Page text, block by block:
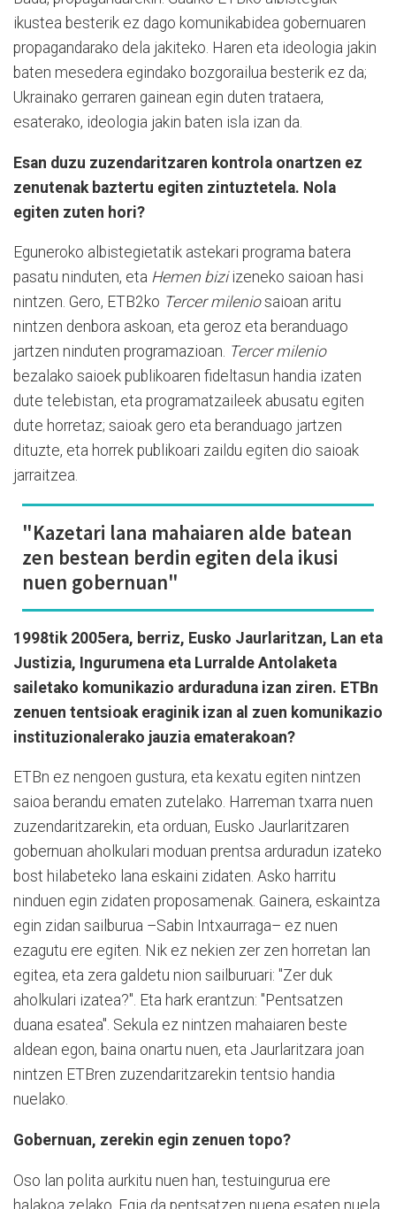
ikustea besterik ez dago komunikabidea gobernuaren
propagandarako dela jakiteko. Haren eta ideologia jakin
baten mesedera egindako bozgorailua besterik ez da;
Ukrainako gerraren gainean egin duten trataera,
esaterako, ideologia jakin baten isla izan da.
Esan duzu zuzendaritzaren kontrola onartzen ez
zenutenak baztertu egiten zintuztetela. Nola
egiten zuten hori?
Eguneroko albistegietatik astekari programa batera
pasatu ninduten, eta Hemen biziizeneko saioan hasi
nintzen. Gero, ETB2ko Tercer mileniosaioan aritu
nintzen denbora askoan, eta geroz eta beranduago
jartzen ninduten programazioan. Tercer milenio
bezalako saioek publikoaren fideltasun handia izaten
dute telebistan, eta programatzaileek abusatu egiten
dute horretaz; saioak gero eta beranduago jartzen
dituzte, eta horrek publikoari zaildu egiten dio saioak
jarraitzea.
"Kazetari lana mahaiaren alde batean
zen bestean berdin egiten dela ikusi
nuen gobernuan"
1998tik 2005era, berriz, Eusko Jaurlaritzan, Lan eta
Justizia, Ingurumena eta Lurralde Antolaketa
sailetako komunikazio arduraduna izan ziren. ETBn
zenuen tentsioak eraginik izan al zuen komunikazio
instituzionalerako jauzia ematerakoan?
ETBn ez nengoen gustura, eta kexatu egiten nintzen
saioa berandu ematen zutelako. Harreman txarra nuen
zuzendaritzarekin, eta orduan, Eusko Jaurlaritzaren
gobernuan aholkulari moduan prentsa arduradun izateko
bost hilabeteko lana eskaini zidaten. Asko harritu
ninduen egin zidaten proposamenak. Gainera, eskaintza
egin zidan sailburua –Sabin Intxaurraga– ez nuen
ezagutu ere egiten. Nik ez nekien zer zen horretan lan
egitea, eta zera galdetu nion sailburuari: "Zer duk
aholkulari izatea?". Eta hark erantzun: "Pentsatzen
duana esatea". Sekula ez nintzen mahaiaren beste
aldean egon, baina onartu nuen, eta Jaurlaritzara joan
nintzen ETBren zuzendaritzarekin tentsio handia
nuelako.
Gobernuan, zerekin egin zenuen topo?
Oso lan polita aurkitu nuen han, testuingurua ere
halakoa zelako. Egia da pentsatzen nuena esaten nuela